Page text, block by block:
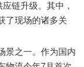
链升级。其中，
了现场的诸多关
之一。作为国内